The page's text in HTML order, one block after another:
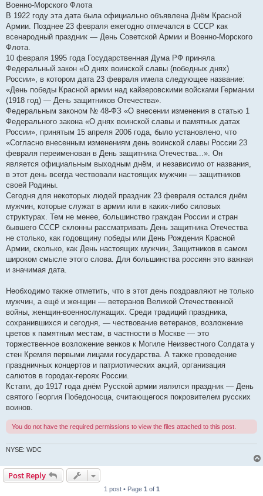
Военно-Морского Флота
В 1922 году эта дата была официально объявлена Днём Красной
Армии. Позднее 23 февраля ежегодно отмечался в СССР как
всенародный праздник — День Советской Армии и Военно-Морского
Флота.
10 февраля 1995 года Государственная Дума РФ приняла
Федеральный закон «О днях воинской славы (победных днях)
России», в котором дата 23 февраля имела следующее название:
«День победы Красной армии над кайзеровскими войсками Германии
(1918 год) — День защитников Отечества».
Федеральным законом № 48-ФЗ «О внесении изменения в статью 1
Федерального закона «О днях воинской славы и памятных датах
России», принятым 15 апреля 2006 года, было установлено, что
«Согласно внесенным изменениям день воинской славы России 23
февраля переименован в День защитника Отечества...». Он
является официальным выходным днём, и независимо от названия,
в этот день всегда чествовали настоящих мужчин — защитников
своей Родины.
Сегодня для некоторых людей праздник 23 февраля остался днём
мужчин, которые служат в армии или в каких-либо силовых
структурах. Тем не менее, большинство граждан России и стран
бывшего СССР склонны рассматривать День защитника Отечества
не столько, как годовщину победы или День Рождения Красной
Армии, сколько, как День настоящих мужчин, Защитников в самом
широком смысле этого слова. Для большинства россиян это важная
и значимая дата.
Необходимо также отметить, что в этот день поздравляют не только
мужчин, а ещё и женщин — ветеранов Великой Отечественной
войны, женщин-военнослужащих. Среди традиций праздника,
сохранившихся и сегодня, — чествование ветеранов, возложение
цветов к памятным местам, в частности в Москве — это
торжественное возложение венков к Могиле Неизвестного Солдата у
стен Кремля первыми лицами государства. А также проведение
праздничных концертов и патриотических акций, организация
салютов в городах-героях России.
Кстати, до 1917 года днём Русской армии являлся праздник — День
святого Георгия Победоносца, считающегося покровителем русских
воинов.
You do not have the required permissions to view the files attached to this post.
NYSE: WDC
Post Reply
1 post • Page 1 of 1